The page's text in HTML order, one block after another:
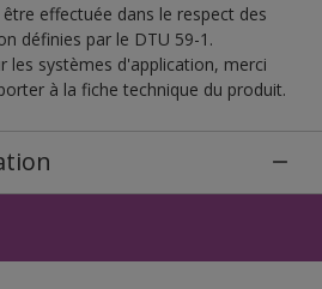
effectuée dans le respect des
définies par le DTU 59-1.
les systèmes d'application, merci
à la fiche technique du produit.